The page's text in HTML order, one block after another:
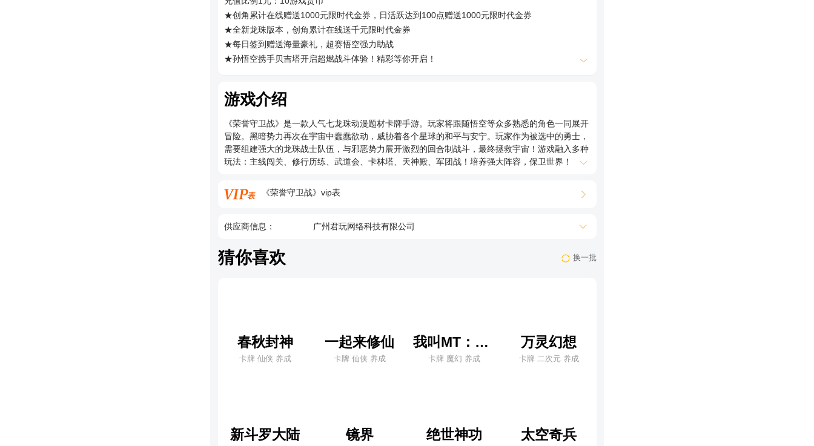
★创角累计在线赠送1000元限时代金券，日活跃达到100点赠送1000元限时代金券
★全新龙珠版本，创角累计在线送千元限时代金券
★每日签到赠送海量豪礼，超赛悟空强力助战
★孙悟空携手贝吉塔开启超燃战斗体验！精彩等你开启！
游戏介绍
《荣誉守卫战》是一款人气七龙珠动漫题材卡牌手游。玩家将跟随悟空等众多熟悉的角色一同展开
冒险。黑暗势力再次在宇宙中蠢蠢欲动，威胁着各个星球的和平与安宁。玩家作为被选中的勇士，
需要组建强大的龙珠战士队伍，与邪恶势力展开激烈的回合制战斗，最终拯救宇宙！游戏融入多种
玩法：主线闯关、修行历练、武道会、卡林塔、天神殿、军团战！培养强大阵容，保卫世界！
《荣誉守卫战》vip表
供应商信息： 广州君玩网络科技有限公司
猜你喜欢 换一批
春秋封神
卡牌 仙侠 养成
一起来修仙
卡牌 仙侠 养成
我叫MT：归来
卡牌 魔幻 养成
万灵幻想
卡牌 二次元 养成
新斗罗大陆 镜界 绝世神功 太空奇兵